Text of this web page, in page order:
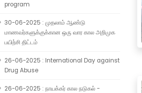
program
30-06-2025 : முதலாம் ஆண்டு
மாணவர்களுக்குக்கான ஒரு வார கால அறிமுக
பயிற்சி திட்டம்
26-06-2025 : International Day against
Drug Abuse
26-06-2025 : நாயக்கர் கால நடுகல் -